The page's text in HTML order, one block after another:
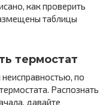
как проверить
таблицы
термостат
по
Распознать
давайте